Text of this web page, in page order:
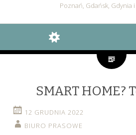
Poznań, Gdańsk, Gdynia i
WIDGETS
SEARCH
SMART HOME?
12 GRUDNIA 2022
BIURO PRASOWE